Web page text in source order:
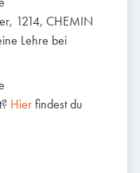
1214, CHEMIN
Lehre bei
Hier findest du